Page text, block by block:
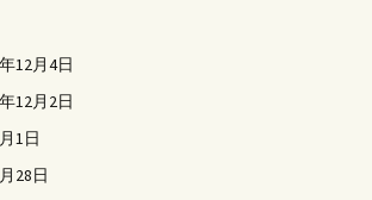
12月4日
12月2日
1日
28日